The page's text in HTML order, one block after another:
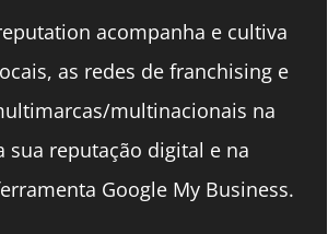
acompanha e cultiva
as redes de franchising e
multinacionais na
sua reputação digital e na
Google My Business.